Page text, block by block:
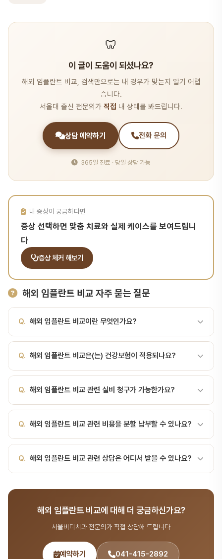
🦷
이 글이 도움이 되셨나요?
해외 임플란트 비교, 검색만으로는 내 경우가 맞는지 알기 어렵
습니다.
서울대 출신 전문의가 직접 내 상태를 봐드립니다.
상담 예약하기 전화 문의
365일 진료 · 당일 상담 가능
내 증상이 궁금하다면
증상 선택하면 맞춤 치료와 실제 케이스를 보여드립니
다
증상 체커 해보기
해외 임플란트 비교 자주 묻는 질문
Q. 해외 임플란트 비교이란 무엇인가요?
분석하는 것입니다. 해외 임플란트 비교는 국가별 임플란트 가격·품질
·시스템을 비교 분석하는 것입니다. 의료관광 결정의 핵심 근거이자
한국 치과의 글로벌 경쟁력을 이해하는 지표입니다.국가별 임플란트
시스템, 보증 ↑스위스·독일€2,500-4,000스트라우만 본거지, 품
질 ↑영국£2,000-3,500NHS 미적용, 자비호주$3,000-5,000
1,500유럽 의료관광 1위멕시코$800-1,500미국인 대상 주력인도
$500-1,200저가, 품질 편차 ↑베트남$500-1,000최근 부상태국
Q. 해외 임플란트 비교은(는) 건강보험이 적용되나요?
분석하는 것입니다. 건강보험 적용 여부는 치료 항목과 조건에 따라
다릅니다. 서울비디치과에서는 보험 적용 가능한 모든 항목을 안내하
고, 환자 부담을 최소화합니다.
Q. 해외 임플란트 비교 관련 실비 청구가 가능한가요?
비디치과에서는 실비 청구에 필요한 진단서와 서류를 발급해 드립니
다.
Q. 해외 임플란트 비교 관련 비용을 분할 납부할 수 있나요?
결제 방법을 제공합니다. 비용이 부담되시면 상담 시 문의해 주세요.
Q. 해외 임플란트 비교 관련 상담은 어디서 받을 수 있나요?
041-415-2892 또는 온라인 예약(bdbddc.com/reservation)
으로 상담을 받으실 수 있습니다.
해외 임플란트 비교에 대해 더 궁금하신가요?
서울비디치과 전문의가 직접 상담해 드립니다
예약하기 041-415-2892